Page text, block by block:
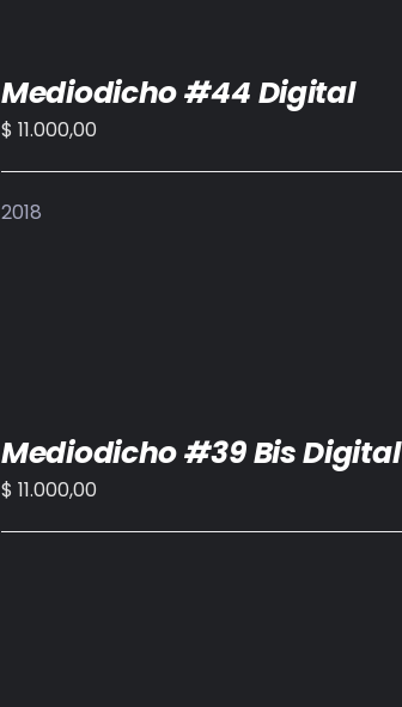
Mediodicho #44 Digital
$ 11.000,00
2018
Mediodicho #39 Bis Digital
$ 11.000,00